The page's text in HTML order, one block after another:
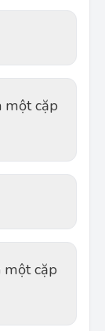
một cặp
một cặp